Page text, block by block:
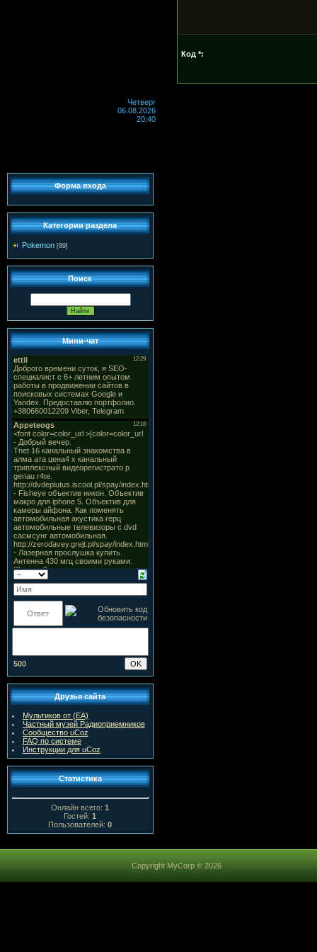
Код *:
Четверг
06.08.2026
20:40
Форма входа
Категории раздела
Pokemon [89]
Поиск
Мини-чат
500
Друзья сайта
Мультиков от (ЕА)
Частный музей Радиоприемников
Сообщество uCoz
FAQ по системе
Инструкции для uCoz
Статистика
Онлайн всего:1
Гостей:1
Пользователей:0
Copyright MyCorp © 2026